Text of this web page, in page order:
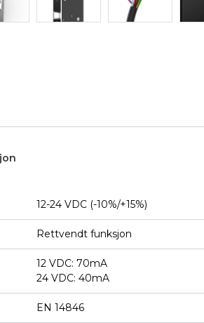
12-24 VDC (-10%/+15%)
Rettvendt funksjon
12 VDC: 70mA
24 VDC: 40mA
EN 14846